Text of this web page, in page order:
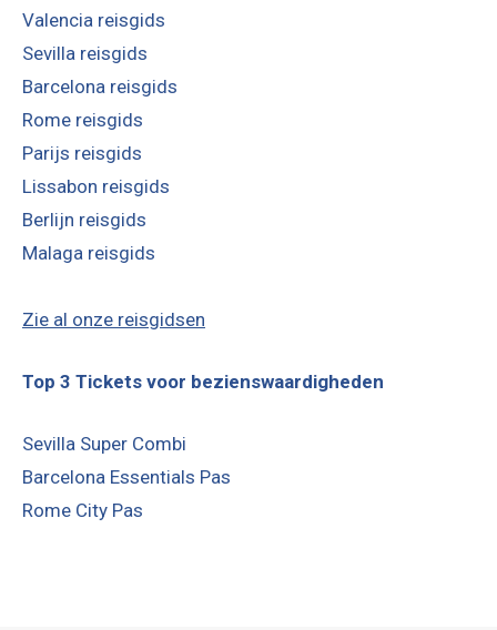
Valencia reisgids
Sevilla reisgids
Barcelona reisgids
Rome reisgids
Parijs reisgids
Lissabon reisgids
Berlijn reisgids
Malaga reisgids
Zie al onze reisgidsen
Top 3 Tickets voor bezienswaardigheden
Sevilla Super Combi
Barcelona Essentials Pas
Rome City Pas